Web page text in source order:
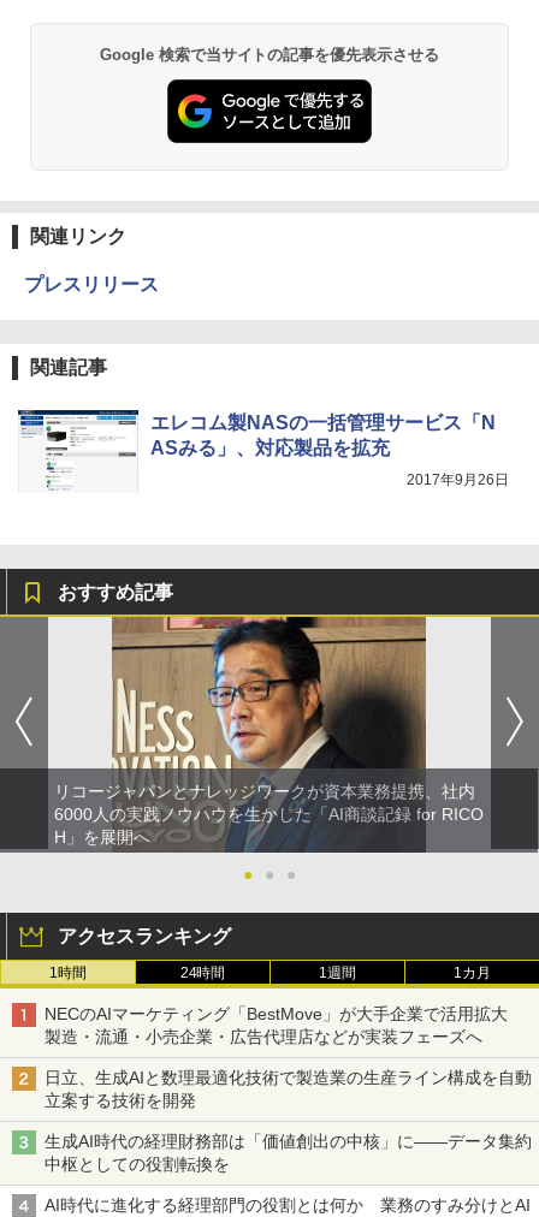
Google 検索で当サイトの記事を優先表示させる
関連リンク
プレスリリース
関連記事
エレコム製NASの一括管理サービス「N
ASみる」、対応製品を拡充
2017年9月26日
おすすめ記事
リコージャパンとナレッジワークが資本業務提携、社内
6000人の実践ノウハウを生かした「AI商談記録 for RICO
H」を展開へ
●
● ●
アクセスランキング
1時間 24時間 1週間 1カ月
NECのAIマーケティング「BestMove」が大手企業で活用拡大
製造・流通・小売企業・広告代理店などが実装フェーズへ
日立、生成AIと数理最適化技術で製造業の生産ライン構成を自動
立案する技術を開発
生成AI時代の経理財務部は「価値創出の中核」に――データ集約
中枢としての役割転換を
AI時代に進化する経理部門の役割とは何か 業務のすみ分けとAI